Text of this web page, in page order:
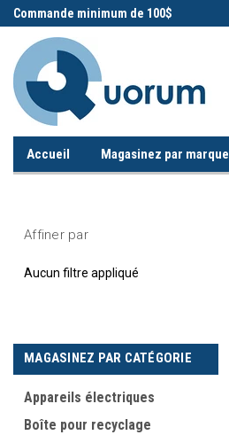
Commande minimum de 100$
Accueil Magasinez par marque
Affiner par
Aucun filtre appliqué
MAGASINEZ PAR CATÉGORIE
Appareils électriques
Boîte pour recyclage